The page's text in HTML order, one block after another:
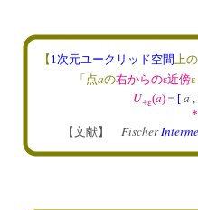
【 1次元ユークリッド空間上の
「点aの右からのε近傍ε
U+ε(a) ＝ [ a
*
【文献】 Fischer